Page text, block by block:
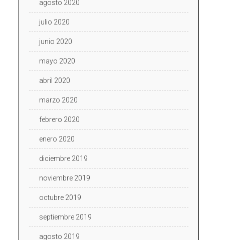
agosto 2020
julio 2020
junio 2020
mayo 2020
abril 2020
marzo 2020
febrero 2020
enero 2020
diciembre 2019
noviembre 2019
octubre 2019
septiembre 2019
agosto 2019